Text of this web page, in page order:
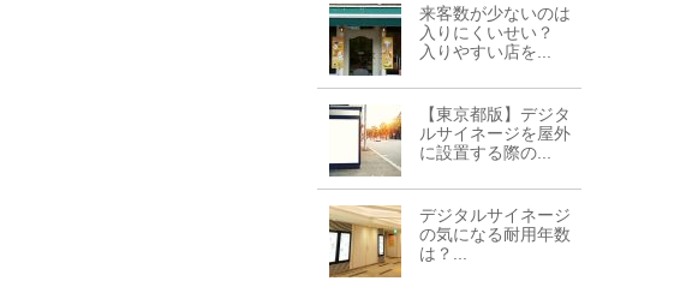
来客数が少ないのは
入りにくいせい？
入りやすい店を...
【東京都版】デジタ
ルサイネージを屋外
に設置する際の...
デジタルサイネージ
の気になる耐用年数
は？...